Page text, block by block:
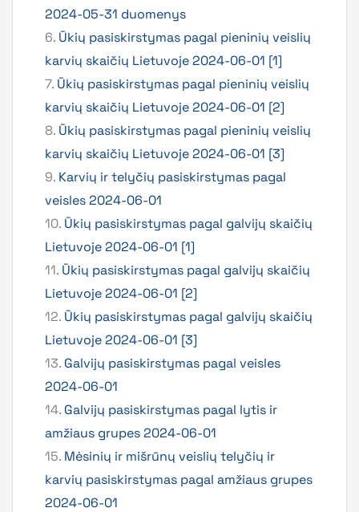
2024-05-31 duomenys
6. Ūkių pasiskirstymas pagal pieninių veislių
karvių skaičių Lietuvoje 2024-06-01 [1]
7. Ūkių pasiskirstymas pagal pieninių veislių
karvių skaičių Lietuvoje 2024-06-01 [2]
8. Ūkių pasiskirstymas pagal pieninių veislių
karvių skaičių Lietuvoje 2024-06-01 [3]
9. Karvių ir telyčių pasiskirstymas pagal
veisles 2024-06-01
10. Ūkių pasiskirstymas pagal galvijų skaičių
Lietuvoje 2024-06-01 [1]
11. Ūkių pasiskirstymas pagal galvijų skaičių
Lietuvoje 2024-06-01 [2]
12. Ūkių pasiskirstymas pagal galvijų skaičių
Lietuvoje 2024-06-01 [3]
13. Galvijų pasiskirstymas pagal veisles
2024-06-01
14. Galvijų pasiskirstymas pagal lytis ir
amžiaus grupes 2024-06-01
15. Mėsinių ir mišrūnų veislių telyčių ir
karvių pasiskirstymas pagal amžiaus grupes
2024-06-01